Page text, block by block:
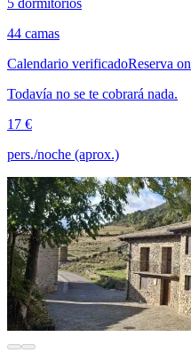
5 dormitorios
44 camas
Calendario verificadoReserva
Todavía no se te cobrará nada.
17 €
pers./noche (aprox.)